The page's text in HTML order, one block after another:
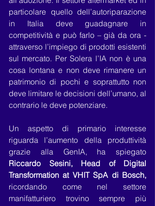
particolare quello dell’autoriparazione
in Italia deve guadagnare in
competitività e può farlo – già da ora -
attraverso l’impiego di prodotti esistenti
sul mercato. Per Solera l’IA non è una
cosa lontana e non deve rimanere un
patrimonio di pochi e soprattutto non
deve limitare le decisioni dell’umano, al
contrario le deve potenziare.
Un aspetto di primario interesse
riguarda l’aumento della produttività
Riccardo Sesini, Head of Digital
ricordando come nel settore
manifatturiero trovino sempre più